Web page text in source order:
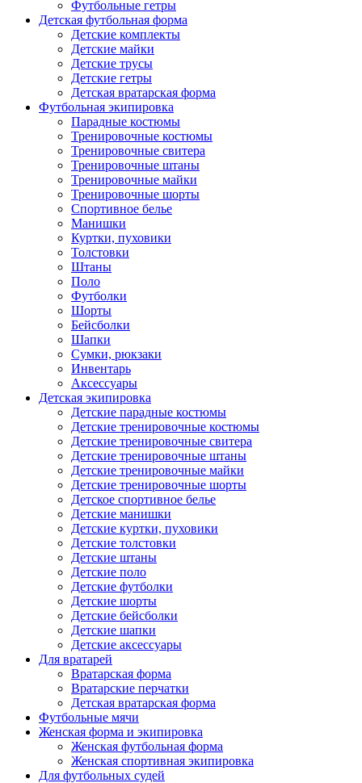
Футбольные гетры
Детская футбольная форма
Детские комплекты
Детские майки
Детские трусы
Детские гетры
Детская вратарская форма
Футбольная экипировка
Парадные костюмы
Тренировочные костюмы
Тренировочные свитера
Тренировочные штаны
Тренировочные майки
Тренировочные шорты
Спортивное белье
Манишки
Куртки, пуховики
Толстовки
Штаны
Поло
Футболки
Шорты
Бейсболки
Шапки
Сумки, рюкзаки
Инвентарь
Аксессуары
Детская экипировка
Детские парадные костюмы
Детские тренировочные костюмы
Детские тренировочные свитера
Детские тренировочные штаны
Детские тренировочные майки
Детские тренировочные шорты
Детское спортивное белье
Детские манишки
Детские куртки, пуховики
Детские толстовки
Детские штаны
Детские поло
Детские футболки
Детские шорты
Детские бейсболки
Детские шапки
Детские аксессуары
Для вратарей
Вратарская форма
Вратарские перчатки
Детская вратарская форма
Футбольные мячи
Женская форма и экипировка
Женская футбольная форма
Женская спортивная экипировка
Для футбольных судей